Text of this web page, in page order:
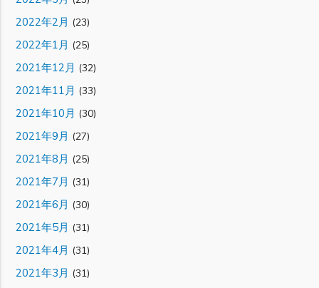
2022年2月 (23)
2022年1月 (25)
2021年12月 (32)
2021年11月 (33)
2021年10月 (30)
2021年9月 (27)
2021年8月 (25)
2021年7月 (31)
2021年6月 (30)
2021年5月 (31)
2021年4月 (31)
2021年3月 (31)